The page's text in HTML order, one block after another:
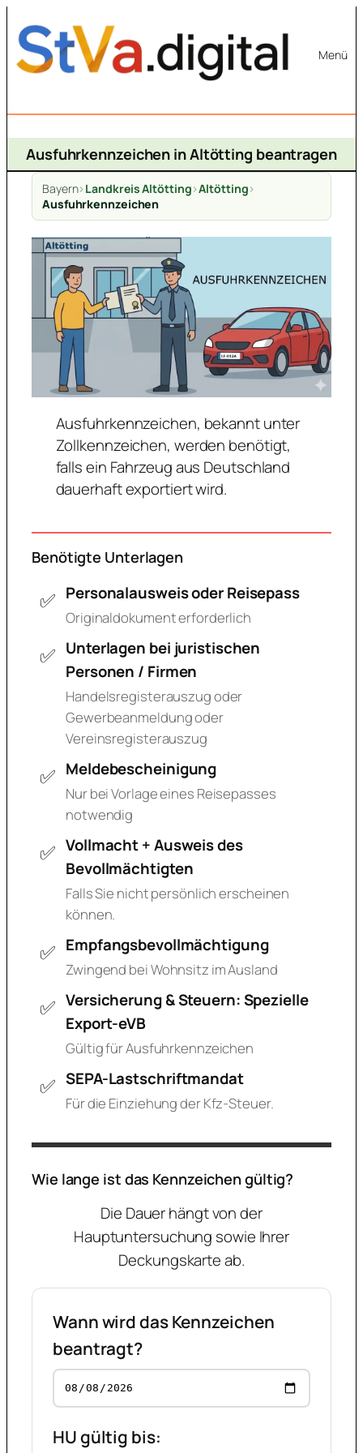
Inhalt
springen
Menü
Ausfuhrkennzeichen in Altötting beantragen
Bayern>Landkreis Altötting>Altötting>
Ausfuhrkennzeichen
Ausfuhrkennzeichen, bekannt unter
Zollkennzeichen, werden benötigt,
falls ein Fahrzeug aus Deutschland
dauerhaft exportiert wird.
Benötigte Unterlagen
Personalausweis oder Reisepass
Originaldokument erforderlich
Unterlagen bei juristischen
Personen / Firmen
Handelsregisterauszug oder
Gewerbeanmeldung oder
Vereinsregisterauszug
Meldebescheinigung
Nur bei Vorlage eines Reisepasses
notwendig
Vollmacht + Ausweis des
Bevollmächtigten
Falls Sie nicht persönlich erscheinen
können.
Empfangsbevollmächtigung
Zwingend bei Wohnsitz im Ausland
Versicherung & Steuern: Spezielle
Export-eVB
Gültig für Ausfuhrkennzeichen
SEPA-Lastschriftmandat
Für die Einziehung der Kfz-Steuer.
Wie lange ist das Kennzeichen gültig?
Die Dauer hängt von der
Hauptuntersuchung sowie Ihrer
Deckungskarte ab.
Wann wird das Kennzeichen
beantragt?
HU gültig bis: